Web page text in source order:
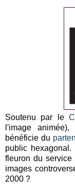
Soutenu par le
l'image
bénéficie du
public
fleuron du
images
2000 ?